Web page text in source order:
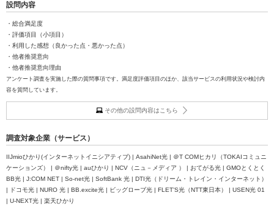
設問内容
・総合満足度
・評価項目（小項目）
・利用した感想（良かった点・悪かった点）
・他者推奨意向
・他者推奨意向理由
アンケート調査を実施した際の質問事項です。満足度評価項目のほか、該当サービスの利用状況や検討内
容を質問しています。
その他の設問内容はこちら
調査対象企業（サービス）
IIJmioひかり(インターネットイニシアティブ) | AsahiNet光 | ＠T COMヒカリ（TOKAIコミュニ
ケーションズ） | ＠nifty光 | auひかり | NCV（ニュ－メディア ） | おてがる光 | GMOとくとく
BB光 | J:COM NET | So-net光 | SoftBank 光 | DTI光（ドリーム・トレイン・インターネット）
| ドコモ光 | NURO 光 | BB.excite光 | ビッグローブ光 | FLET’S光（NTT東日本） | USEN光 01
| U-NEXT光 | 楽天ひかり